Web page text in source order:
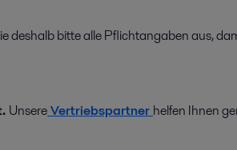
deshalb bitte alle Pflichtangaben aus,
UnsereVertriebspartner helfen Ihnen